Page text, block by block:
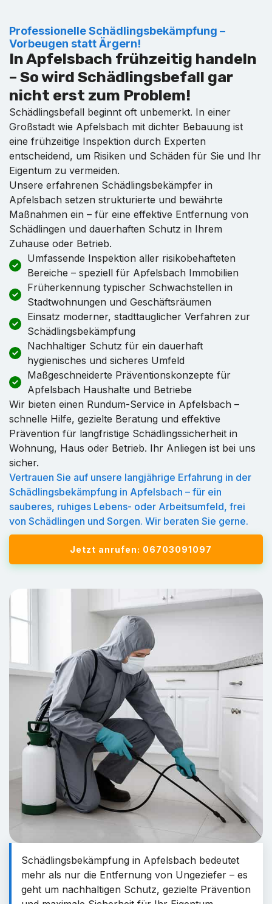
Professionelle Schädlingsbekämpfung –
Vorbeugen statt Ärgern!
In Apfelsbach frühzeitig handeln
– So wird Schädlingsbefall gar
nicht erst zum Problem!
Schädlingsbefall beginnt oft unbemerkt. In einer
Großstadt wie Apfelsbach mit dichter Bebauung ist
eine frühzeitige Inspektion durch Experten
entscheidend, um Risiken und Schäden für Sie und Ihr
Eigentum zu vermeiden.
Unsere erfahrenen Schädlingsbekämpfer in
Apfelsbach setzen strukturierte und bewährte
Maßnahmen ein – für eine effektive Entfernung von
Schädlingen und dauerhaften Schutz in Ihrem
Zuhause oder Betrieb.
Umfassende Inspektion aller risikobehafteten
Bereiche – speziell für Apfelsbach Immobilien
Früherkennung typischer Schwachstellen in
Stadtwohnungen und Geschäftsräumen
Einsatz moderner, stadttauglicher Verfahren zur
Schädlingsbekämpfung
Nachhaltiger Schutz für ein dauerhaft
hygienisches und sicheres Umfeld
Maßgeschneiderte Präventionskonzepte für
Apfelsbach Haushalte und Betriebe
Wir bieten einen Rundum-Service in Apfelsbach –
schnelle Hilfe, gezielte Beratung und effektive
Prävention für langfristige Schädlingssicherheit in
Wohnung, Haus oder Betrieb. Ihr Anliegen ist bei uns
sicher.
Vertrauen Sie auf unsere langjährige Erfahrung in der
Schädlingsbekämpfung in Apfelsbach – für ein
sauberes, ruhiges Lebens- oder Arbeitsumfeld, frei
von Schädlingen und Sorgen. Wir beraten Sie gerne.
Jetzt anrufen: 06703091097
Schädlingsbekämpfung in Apfelsbach bedeutet
mehr als nur die Entfernung von Ungeziefer – es
geht um nachhaltigen Schutz, gezielte Prävention